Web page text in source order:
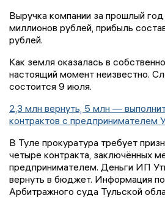
Выручка компании за прошлый
миллионов рублей, прибыль
рублей.
Как земля оказалась в
настоящий момент неизвестно.
состоится 9 июля.
2,3 млн вернуть, 5 млн —
контрактов с предпринимателем
В Туле прокуратура требует
четыре контракта,
предпринимателем. Деньги ИП
вернуть в бюджет. Информация
Арбитражного суда Тульской